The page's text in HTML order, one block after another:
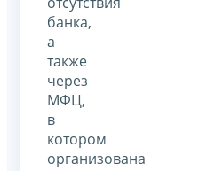
банка,
а
также
через
МФЦ,
в
котором
организована